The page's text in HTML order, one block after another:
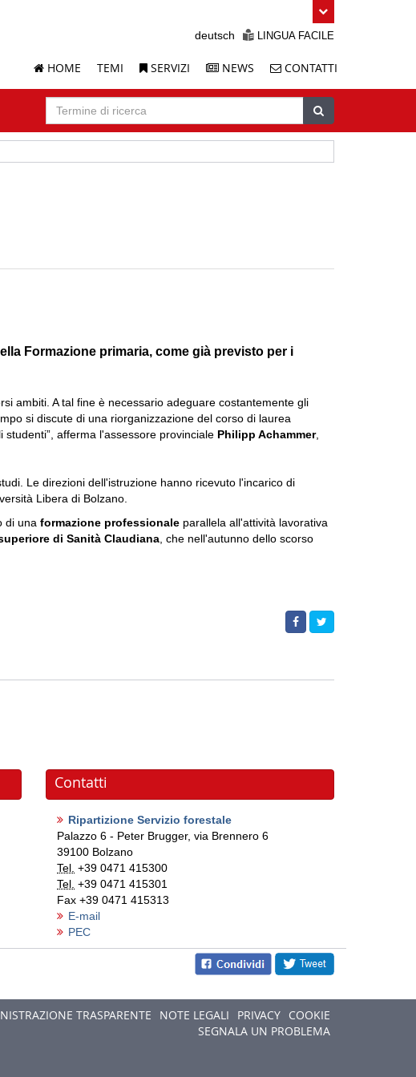
deutsch LINGUA FACILE
HOME TEMI SERVIZI NEWS CONTATTI
Ricerca
Termine
ricerca
Cerca
Formazione primaria, come già previsto per i
ambiti. A tal fine è necessario adeguare costantemente gli
si discute di una riorganizzazione del corso di laurea
afferma l'assessore provinciale Philipp Achammer,
Le direzioni dell'istruzione hanno ricevuto l'incarico di
Libera di Bolzano.
di una formazione professionale parallela all'attività lavorativa
di Sanità Claudiana , che nell'autunno dello scorso
Contatti
Ripartizione Servizio forestale
Palazzo 6 - Peter Brugger, via Brennero 6
39100 Bolzano
Tel. +39 0471 415300
Tel. +39 0471 415301
Fax +39 0471 415313
E-mail
PEC
TRASPARENTE NOTE LEGALI PRIVACY COOKIE
SEGNALA UN PROBLEMA